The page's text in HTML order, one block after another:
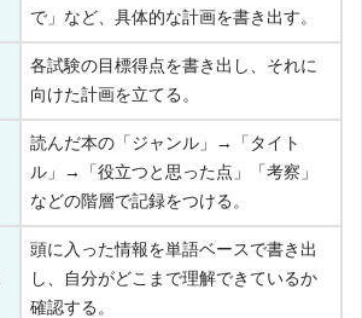
で」など、具体的な計画を書き出す。
各試験の目標得点を書き出し、それに
向けた計画を立てる。
読んだ本の「ジャンル」→「タイト
ル」→「役立つと思った点」「考察」
などの階層で記録をつける。
頭に入った情報を単語ベースで書き出
し、自分がどこまで理解できているか
確認する。